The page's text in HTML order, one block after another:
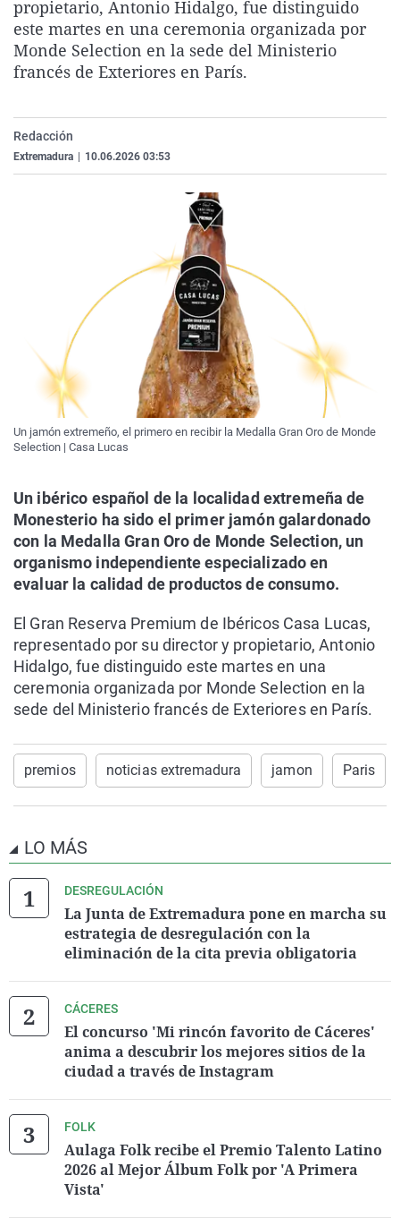
La rosa de los vientos
Gente viajera
Caso
Retornados
Extremadura
Galicia
Virales
Televisión
propietario, Antonio Hidalgo, fue distinguido
este martes en una ceremonia organizada por
Monde Selection en la sede del Ministerio
francés de Exteriores en París.
Redacción
Extremadura 10.06.2026 03:53
Un jamón extremeño, el primero en recibir la Medalla Gran Oro de Monde
Selection | Casa Lucas
Un ibérico español de la localidad extremeña de
Monesterio ha sido el primer jamón galardonado
con la Medalla Gran Oro de Monde Selection, un
organismo independiente especializado en
evaluar la calidad de productos de consumo.
El Gran Reserva Premium de Ibéricos Casa Lucas,
representado por su director y propietario, Antonio
Hidalgo, fue distinguido este martes en una
ceremonia organizada por Monde Selection en la
sede del Ministerio francés de Exteriores en París.
premios noticias extremadura jamon Paris
LO MÁS
DESREGULACIÓN
La Junta de Extremadura pone en marcha su
estrategia de desregulación con la
eliminación de la cita previa obligatoria
CÁCERES
El concurso 'Mi rincón favorito de Cáceres'
anima a descubrir los mejores sitios de la
ciudad a través de Instagram
FOLK
Aulaga Folk recibe el Premio Talento Latino
2026 al Mejor Álbum Folk por 'A Primera
Vista'